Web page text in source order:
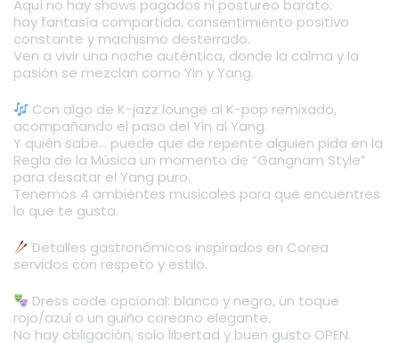
Aquí no hay shows pagados ni postureo barato:
hay fantasía compartida, consentimiento positivo
constante y machismo desterrado.
Ven a vivir una noche auténtica, donde la calma y la
pasión se mezclan como Yin y Yang.
Con algo de K-jazz lounge al K-pop remixado,
acompañando el paso del Yin al Yang.
Y quién sabe… puede que de repente alguien pida en la
Regla de la Música un momento de “Gangnam Style”
para desatar el Yang puro.
Tenemos 4 ambientes musicales para que encuentres
lo que te gusta.
Detalles gastronómicos inspirados en Corea
servidos con respeto y estilo.
Dress code opcional: blanco y negro, un toque
rojo/azul o un guiño coreano elegante.
No hay obligación, solo libertad y buen gusto OPEN.